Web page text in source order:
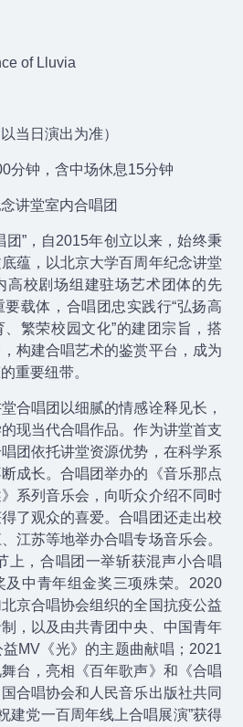
of Lluvia
当日演出为准）
分钟，含中场休息15分钟
讲堂室内合唱团
团”，自2015年创立以来，始终秉
蕴，以北京大学百周年纪念讲堂
高校剧场组建驻场艺术团体的先
载体，合唱团忠实践行“弘扬高
繁荣校园文化”的建团宗旨，搭
构建合唱艺术的鉴赏平台，成为
重要纽带。
合唱团以细腻的情感诠释见长，
现当代合唱作品。作为讲堂首支
团依托讲堂资源优势，在科学系
成长。合唱团举办的《音乐那点
系列音乐会，向听众介绍不同时
了观众的喜爱。合唱团还走出校
江苏等地举办合唱专场音乐会。
上，合唱团一举斩获混声小合唱
及中青年组金奖三项殊荣。2020
京合唱协会组织的全国抗疫公益
，以及由共青团中央、中国青年
MV《光》的主题曲献唱；2021
台，亮相《百年歌声》和《合唱
合唱协会和人民音乐出版社共同
建党一百周年线上合唱展演”获得